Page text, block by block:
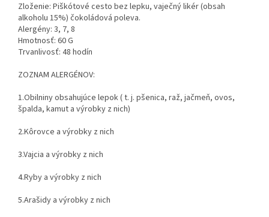
Zloženie: Piškótové cesto bez lepku, vaječný likér (obsah
alkoholu 15%) čokoládová poleva.
Alergény: 3, 7, 8
Hmotnosť: 60 G
Trvanlivosť: 48 hodín
ZOZNAM ALERGÉNOV:
1.Obilniny obsahujúce lepok ( t. j. pšenica, raž, jačmeň, ovos,
špalda, kamut a výrobky z nich)
2.Kôrovce a výrobky z nich
3.Vajcia a výrobky z nich
4.Ryby a výrobky z nich
5.Arašidy a výrobky z nich